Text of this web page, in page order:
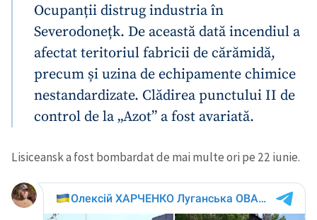
Ocupanții distrug industria în
Severodonețk. De această dată incendiul a
afectat teritoriul fabricii de cărămidă,
precum și uzina de echipamente chimice
nestandardizate. Clădirea punctului II de
control de la „Azot” a fost avariată.
Lisiceansk a fost bombardat de mai multe ori pe 22 iunie.